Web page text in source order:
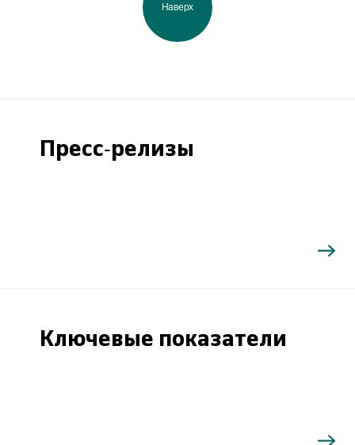
Наверх
Пресс-релизы
Ключевые показатели